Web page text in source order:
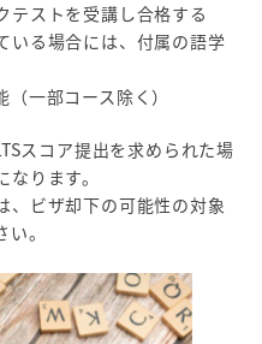
テストを受講し合格する
いる場合には、付属の語学
一部コース除く）
スコア提出を求められた場
ります。
、ビザ却下の可能性の対象
。